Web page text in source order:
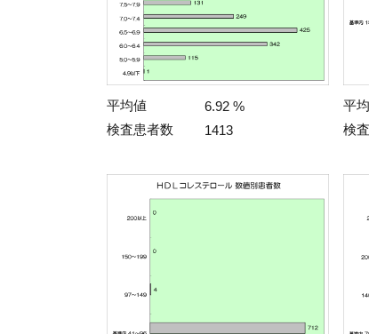
平均値
6.92 %
検査患者数
1413
平
検